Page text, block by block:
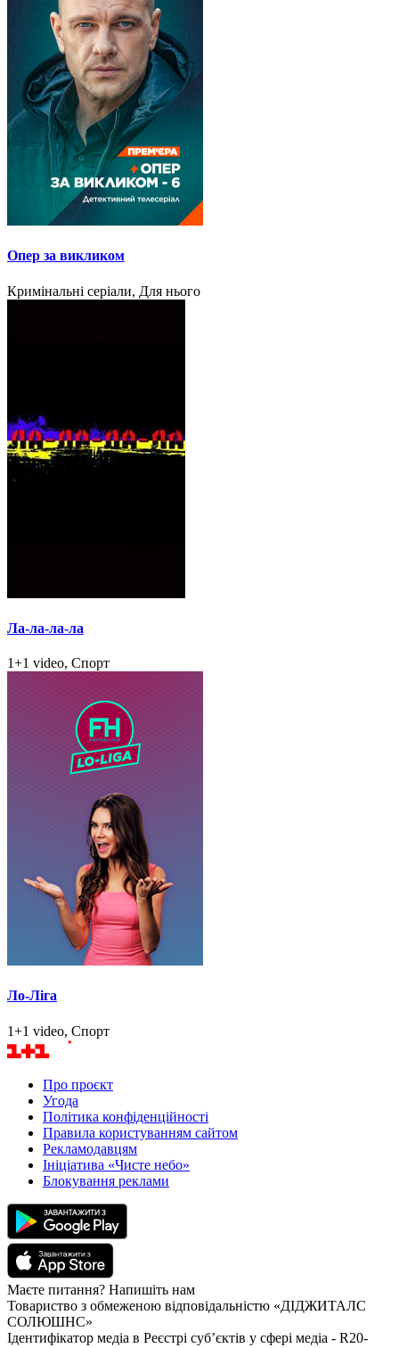
Опер за викликом
Кримінальні серіали, Для нього
Ла-ла-ла-ла
1+1 video, Спорт
Ло-Ліга
1+1 video, Спорт
Про проєкт
Угода
Політика конфіденційності
Правила користуванням сайтом
Рекламодавцям
Ініціатива «Чисте небо»
Блокування реклами
Маєте питання? Напишіть нам
Товариство з обмеженою відповідальністю «ДІДЖИТАЛС
СОЛЮШНС»
Ідентифікатор медіа в Реєстрі суб’єктів у сфері медіа - R20-